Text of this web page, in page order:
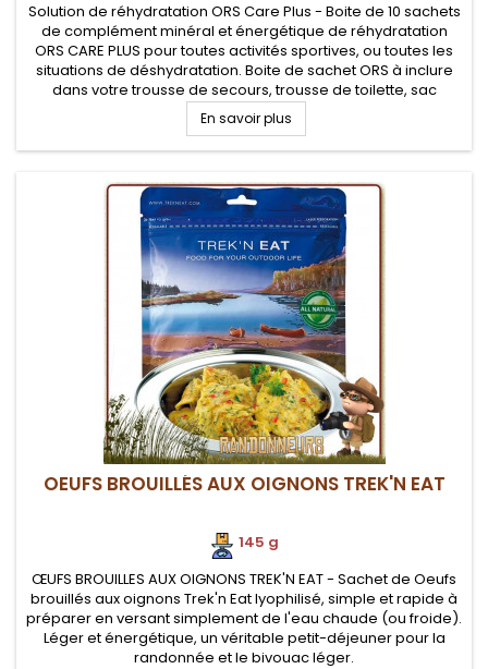
Solution de réhydratation ORS Care Plus - Boite de 10 sachets
de complément minéral et énergétique de réhydratation
ORS CARE PLUS pour toutes activités sportives, ou toutes les
situations de déshydratation. Boite de sachet ORS à inclure
dans votre trousse de secours, trousse de toilette, sac
d'équipement sportif pour une reminéralisation après l'effort.
En savoir plus
OEUFS BROUILLÉS AUX OIGNONS TREK'N EAT
145 g
ŒUFS BROUILLES AUX OIGNONS TREK'N EAT - Sachet de Oeufs
brouillés aux oignons Trek'n Eat lyophilisé, simple et rapide à
préparer en versant simplement de l'eau chaude (ou froide).
Léger et énergétique, un véritable petit-déjeuner pour la
randonnée et le bivouac léger.